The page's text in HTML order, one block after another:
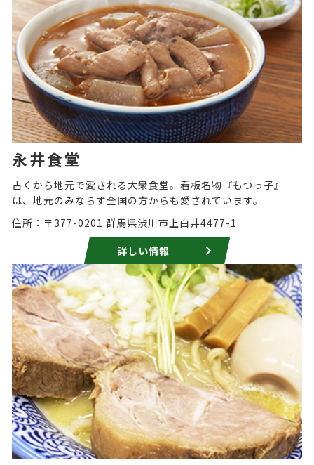
永井食堂
古くから地元で愛される大衆食堂。看板名物『もつっ子』
は、地元のみならず全国の方からも愛されています。
住所：〒377-0201 群馬県渋川市上白井4477-1
詳しい情報